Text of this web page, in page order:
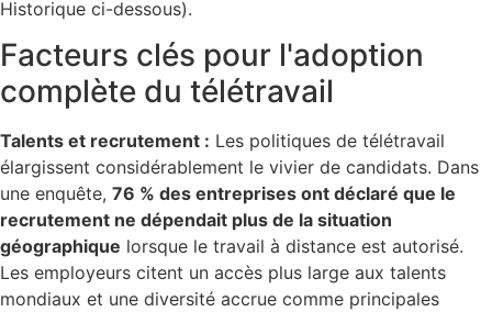
Historique ci-dessous).
Facteurs clés pour l'adoption
complète du télétravail
Talents et recrutement : Les politiques de télétravail
élargissent considérablement le vivier de candidats. Dans
une enquête, 76 % des entreprises ont déclaré que le
recrutement ne dépendait plus de la situation
géographique lorsque le travail à distance est autorisé.
Les employeurs citent un accès plus large aux talents
mondiaux et une diversité accrue comme principales